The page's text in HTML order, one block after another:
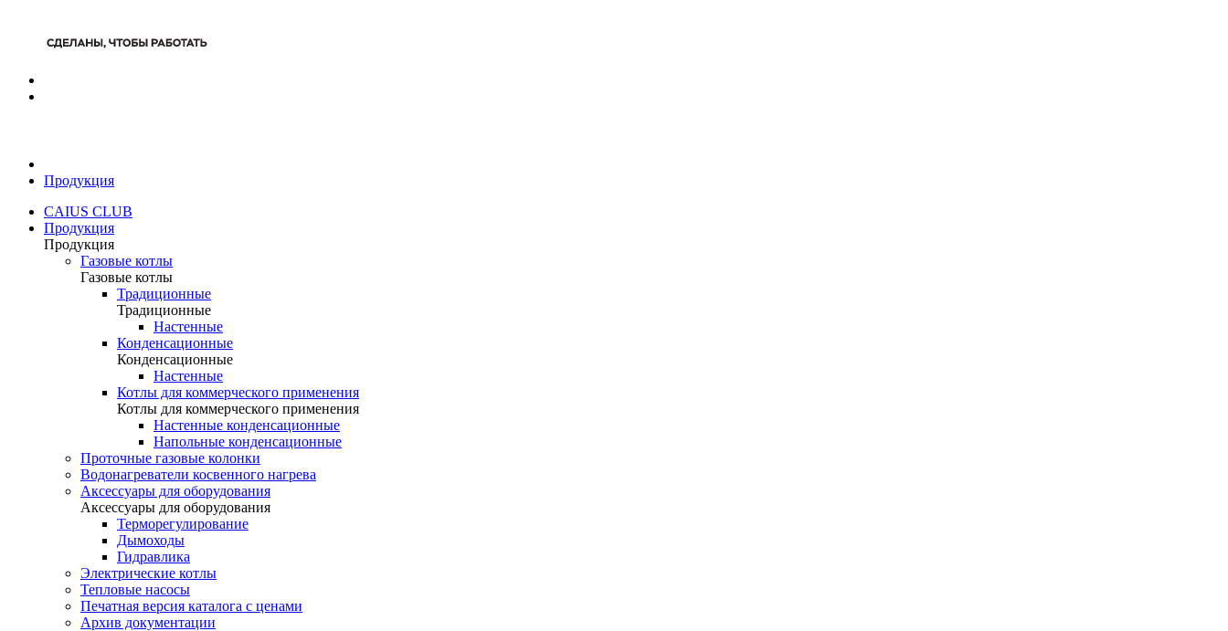
Продукция
CAIUS CLUB
Продукция
Продукция
Газовые котлы
Газовые котлы
Традиционные
Традиционные
Настенные
Конденсационные
Конденсационные
Настенные
Котлы для коммерческого применения
Котлы для коммерческого применения
Настенные конденсационные
Напольные конденсационные
Проточные газовые колонки
Водонагреватели косвенного нагрева
Аксессуары для оборудования
Аксессуары для оборудования
Терморегулирование
Дымоходы
Гидравлика
Электрические котлы
Тепловые насосы
Печатная версия каталога с ценами
Архив документации